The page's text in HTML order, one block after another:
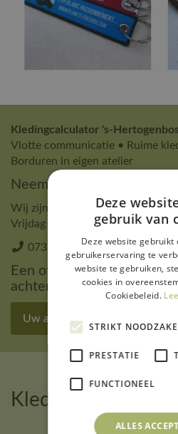
Kledingcalculator 's-
Vlotte communicatie • Ruime
Borduren in eigen atelier
Neem contact op voor een
Wij zijn van maandag t/m
Vrijdag tot 13.00 uur.
073 - 851 64 96 Stuur
Een offerte aanvragen of
achterlaten
Uw aanvraag ingeven
Kledingcalculator
Deze
gebruik van
Deze website gebruikt
gebruikerservaring te
website te gebruiken,
cookies in
Cookiebeleid.
STRIKT
PRESTATIE
FUNCTIONEEL
ALLES